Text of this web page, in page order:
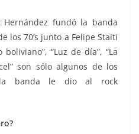
Hernández fundó la banda
los 70’s junto a Felipe Staiti
“Luz de día”, “La
son sólo algunos de los
banda le dio al rock